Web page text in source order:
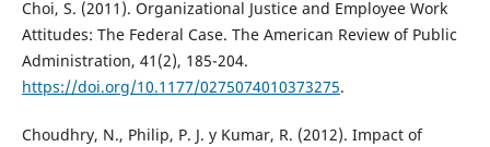
Choi, S. (2011). Organizational Justice and Employee Work
Attitudes: The Federal Case. The American Review of Public
Administration, 41(2), 185-204.
https://doi.org/10.1177/0275074010373275.
Choudhry, N., Philip, P. J. y Kumar, R. (2012). Impact of